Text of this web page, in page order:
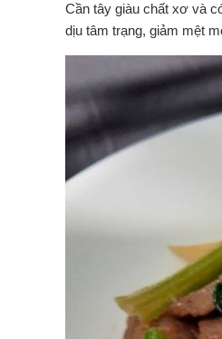
Cần tây giàu chất xơ và
dịu tâm trạng, giảm mệt